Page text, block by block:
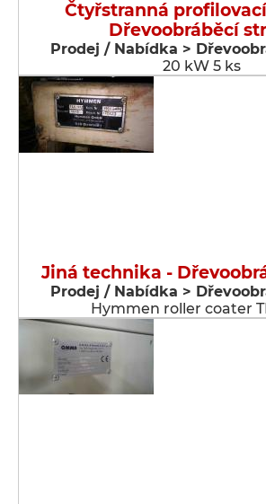
Čtyřstranná
Dřevoobráběcí
Prodej / Nabídka >
20 kW 5 ks
Jiná technika -
Prodej / Nabídka >
Hymmen roller coater